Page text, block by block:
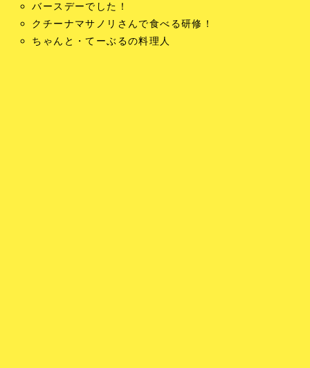
バースデーでした！
クチーナマサノリさんで食べる研修！
ちゃんと・てーぶるの料理人